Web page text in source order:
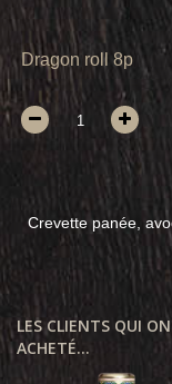
Dragon roll 8p
Crevette panée,
LES CLIENTS QUI
ACHETÉ...